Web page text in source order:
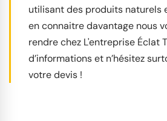
utilisant des produits naturels
en connaitre davantage nous
rendre chez L'entreprise Éclat
d’informations et n’hésitez
votre devis !